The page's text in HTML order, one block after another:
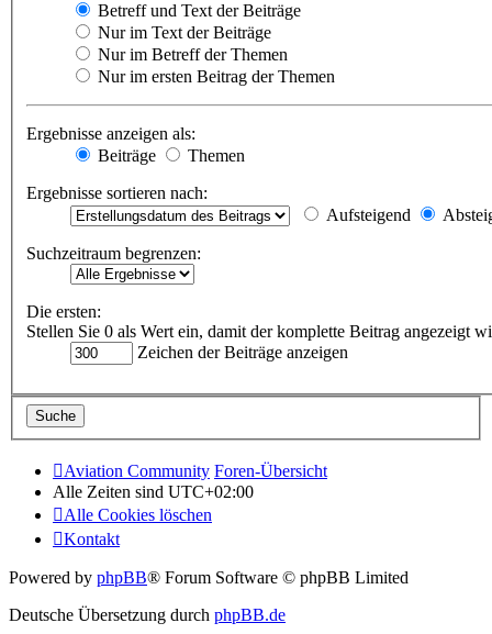
Betreff und Text der Beiträge
Nur im Text der Beiträge
Nur im Betreff der Themen
Nur im ersten Beitrag der Themen
Ergebnisse anzeigen als:
Beiträge
Themen
Ergebnisse sortieren nach:
Aufsteigend
Suchzeitraum begrenzen:
Die ersten:
Stellen Sie 0 als Wert ein, damit der komplette Beitrag angezeigt
Zeichen der Beiträge anzeigen
Aviation Community Foren-Übersicht
Alle Zeiten sind UTC+02:00
Alle Cookies löschen
Kontakt
Powered by phpBB® Forum Software © phpBB Limited
Deutsche Übersetzung durch phpBB.de